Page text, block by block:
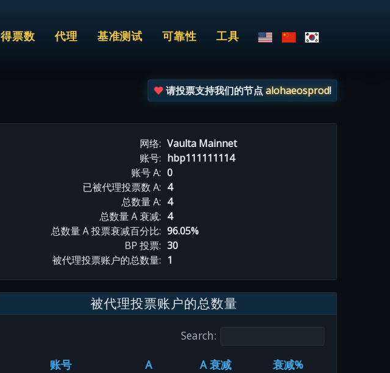
得票数 代理 基准测试 可靠性 工具
请投票支持我们的节点alohaeosprod!
网络: Vaulta Mainnet
账号: hbp111111114
账号 A: 0
已被代理投票数 A: 4
总数量 A: 4
总数量 A 衰减: 4
总数量 A 投票衰减百分比: 96.05%
BP 投票: 30
被代理投票账户的总数量: 1
被代理投票账户的总数量
Search:
账号
A A 衰减 衰减%